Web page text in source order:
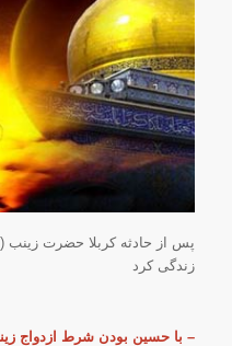
پس از حادثه کربلا حضرت
زندگی کرد
– با حسین بودن شرط ازدواج